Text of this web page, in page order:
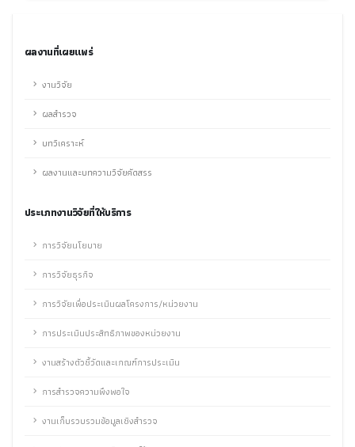
ผลงานที่เผยแพร่
งานวิจัย
ผลสำรวจ
บทวิเคราะห์
ผลงานและบทความวิจัยคัดสรร
ประเภทงานวิจัยที่ให้บริการ
การวิจัยนโยบาย
การวิจัยธุรกิจ
การวิจัยเพื่อประเมินผลโครงการ/หน่วยงาน
การประเมินประสิทธิภาพของหน่วยงาน
งานสร้างตัวชี้วัดและเกณฑ์การประเมิน
การสำรวจความพึงพอใจ
งานเก็บรวบรวมข้อมูลเชิงสำรวจ